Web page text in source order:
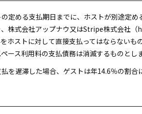
定める支払期日までに、ホストが別途定
株式会社アップナウ又はStripe株式会社
ホストに対して直接支払ってはならない
ース利用料の支払債務は消滅するものとしま
を遅滞した場合、ゲストは年14.6％の割合